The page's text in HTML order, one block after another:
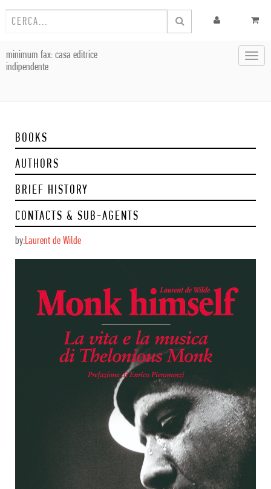
minimum fax: casa editrice
indipendente
BOOKS
AUTHORS
BRIEF HISTORY
CONTACTS & SUB-AGENTS
by:Laurent de Wilde